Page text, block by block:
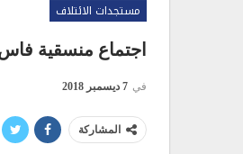
مستجدات الائتلاف
اجتماع منسقية
في 7 ديسمبر 2018
المشاركة